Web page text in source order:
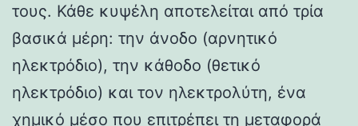
τους. Κάθε κυψέλη αποτελείται από τρία
βασικά μέρη: την άνοδο (αρνητικό
ηλεκτρόδιο), την κάθοδο (θετικό
ηλεκτρόδιο) και τον ηλεκτρολύτη, ένα
χημικό μέσο που επιτρέπει τη μεταφορά